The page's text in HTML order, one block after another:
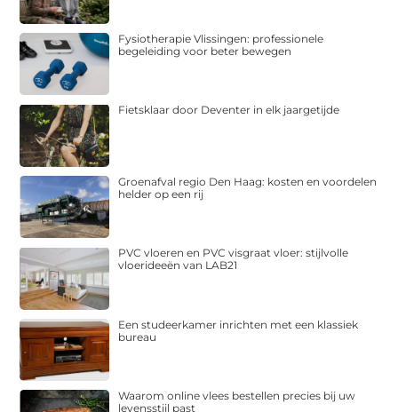
Fysiotherapie Vlissingen: professionele
begeleiding voor beter bewegen
Fietsklaar door Deventer in elk jaargetijde
Groenafval regio Den Haag: kosten en voordelen
helder op een rij
PVC vloeren en PVC visgraat vloer: stijlvolle
vloerideeën van LAB21
Een studeerkamer inrichten met een klassiek
bureau
Waarom online vlees bestellen precies bij uw
levensstijl past